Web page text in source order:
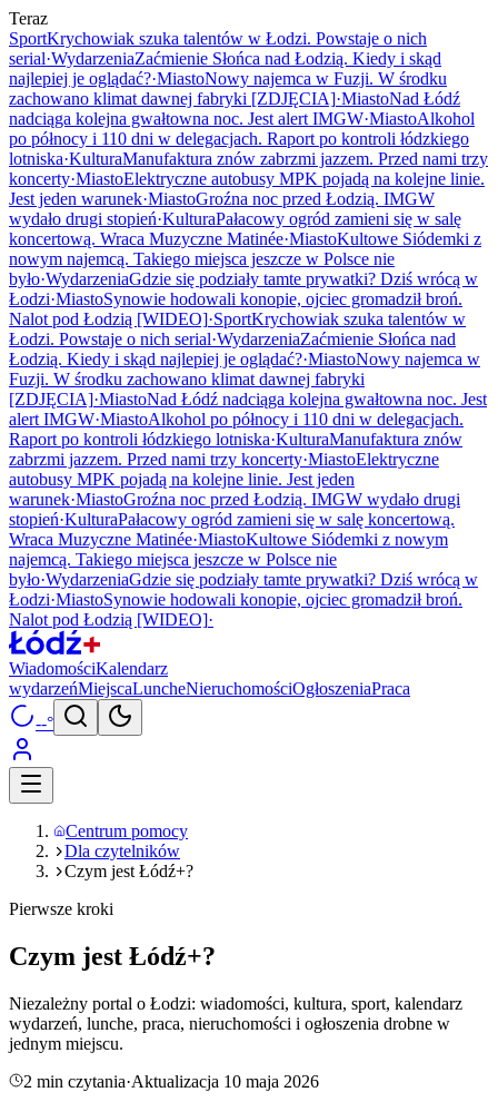
Teraz
SportKrychowiak szuka talentów w Łodzi. Powstaje o nich
serial·WydarzeniaZaćmienie Słońca nad Łodzią. Kiedy i skąd
najlepiej je oglądać?·MiastoNowy najemca w Fuzji. W środku
zachowano klimat dawnej fabryki [ZDJĘCIA]·MiastoNad Łódź
nadciąga kolejna gwałtowna noc. Jest alert IMGW·MiastoAlkohol
po północy i 110 dni w delegacjach. Raport po kontroli łódzkiego
lotniska·KulturaManufaktura znów zabrzmi jazzem. Przed nami trzy
koncerty·MiastoElektryczne autobusy MPK pojadą na kolejne linie.
Jest jeden warunek·MiastoGroźna noc przed Łodzią. IMGW
wydało drugi stopień·KulturaPałacowy ogród zamieni się w salę
koncertową. Wraca Muzyczne Matinée·MiastoKultowe Siódemki z
nowym najemcą. Takiego miejsca jeszcze w Polsce nie
było·WydarzeniaGdzie się podziały tamte prywatki? Dziś wrócą w
Łodzi·MiastoSynowie hodowali konopie, ojciec gromadził broń.
Nalot pod Łodzią [WIDEO]·SportKrychowiak szuka talentów w
Łodzi. Powstaje o nich serial·WydarzeniaZaćmienie Słońca nad
Łodzią. Kiedy i skąd najlepiej je oglądać?·MiastoNowy najemca w
Fuzji. W środku zachowano klimat dawnej fabryki
[ZDJĘCIA]·MiastoNad Łódź nadciąga kolejna gwałtowna noc. Jest
alert IMGW·MiastoAlkohol po północy i 110 dni w delegacjach.
Raport po kontroli łódzkiego lotniska·KulturaManufaktura znów
zabrzmi jazzem. Przed nami trzy koncerty·MiastoElektryczne
autobusy MPK pojadą na kolejne linie. Jest jeden
warunek·MiastoGroźna noc przed Łodzią. IMGW wydało drugi
stopień·KulturaPałacowy ogród zamieni się w salę koncertową.
Wraca Muzyczne Matinée·MiastoKultowe Siódemki z nowym
najemcą. Takiego miejsca jeszcze w Polsce nie
było·WydarzeniaGdzie się podziały tamte prywatki? Dziś wrócą w
Łodzi·MiastoSynowie hodowali konopie, ojciec gromadził broń.
Nalot pod Łodzią [WIDEO]·
WiadomościKalendarz
wydarzeńMiejscaLuncheNieruchomościOgłoszeniaPraca
--°
Centrum pomocy
Dla czytelników
Czym jest Łódź+?
Pierwsze kroki
Czym jest Łódź+?
Niezależny portal o Łodzi: wiadomości, kultura, sport, kalendarz
wydarzeń, lunche, praca, nieruchomości i ogłoszenia drobne w
jednym miejscu.
2 min czytania·Aktualizacja 10 maja 2026